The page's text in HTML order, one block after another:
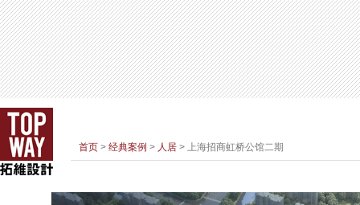
首页 > 经典案例 > 人居 > 上海招商虹桥公馆二期